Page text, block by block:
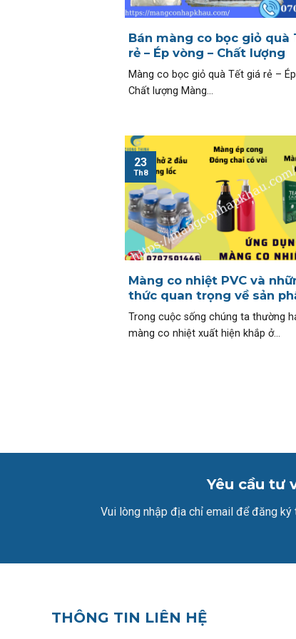
Bán màng co bọc giỏ quà
rẻ – Ép vòng – Chất lượng
Màng co bọc giỏ quà Tết giá rẻ –
Chất lượng Màng...
Màng co nhiệt PVC và
thức quan trọng về sản
Trong cuộc sống chúng ta thường
màng co nhiệt xuất hiện khắp ở...
23
Th8
Yêu cầu tư
Vui lòng nhập địa chỉ email để đăng
THÔNG TIN LIÊN HỆ